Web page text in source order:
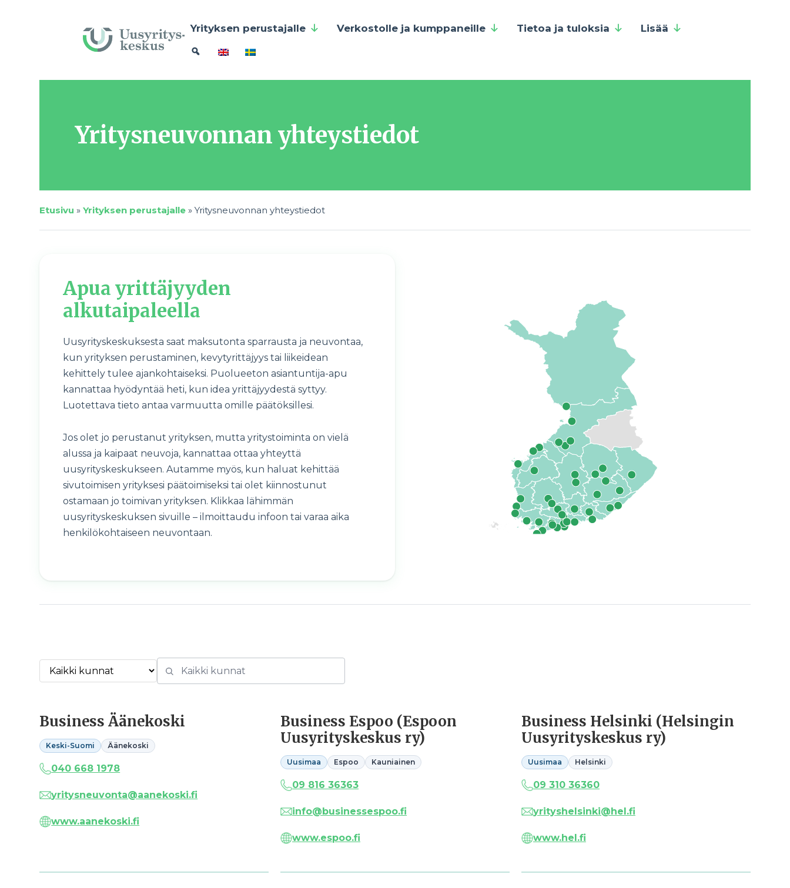
Yrityksen perustajalle Verkostolle ja kumppaneille Tietoa ja tuloksia Lisää
Yritysneuvonnan yhteystiedot
Etusivu »Yrityksen perustajalle »Yritysneuvonnan yhteystiedot
Apua yrittäjyyden
alkutaipaleella
Uusyrityskeskuksesta saat maksutonta sparrausta ja neuvontaa,
kun yrityksen perustaminen, kevytyrittäjyys tai liikeidean
kehittely tulee ajankohtaiseksi. Puolueeton asiantuntija-apu
kannattaa hyödyntää heti, kun idea yrittäjyydestä syttyy.
Luotettava tieto antaa varmuutta omille päätöksillesi.
Jos olet jo perustanut yrityksen, mutta yritystoiminta on vielä
alussa ja kaipaat neuvoja, kannattaa ottaa yhteyttä
uusyrityskeskukseen. Autamme myös, kun haluat kehittää
sivutoimisen yrityksesi päätoimiseksi tai olet kiinnostunut
ostamaan jo toimivan yrityksen. Klikkaa lähimmän
uusyrityskeskuksen sivuille – ilmoittaudu infoon tai varaa aika
henkilökohtaiseen neuvontaan.
Business Äänekoski
Keski-Suomi Äänekoski
040 668 1978
yritysneuvonta@aanekoski.fi
www.aanekoski.fi
Business Espoo (Espoon
Uusyrityskeskus ry)
Uusimaa Espoo Kauniainen
09 816 36363
info@businessespoo.fi
www.espoo.fi
Business Helsinki (Helsingin
Uusyrityskeskus ry)
Uusimaa Helsinki
09 310 36360
yrityshelsinki@hel.fi
www.hel.fi